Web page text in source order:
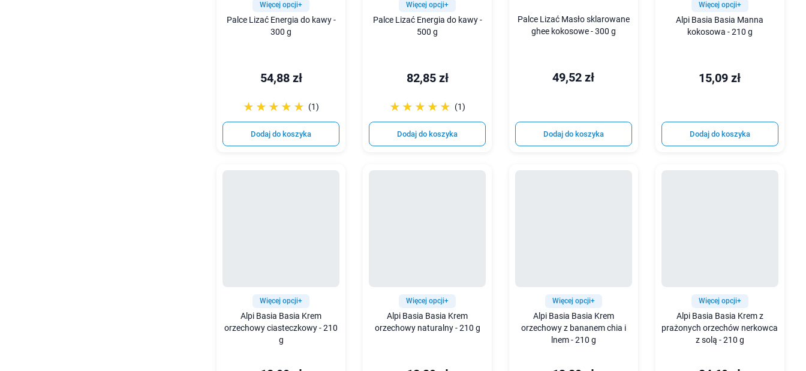
Więcej opcji+
Palce Lizać Energia do kawy -
300 g
54,88 zł
☆☆☆☆☆
★★★★★ (1)
Dodaj do koszyka
Więcej opcji+
Palce Lizać Energia do kawy -
500 g
82,85 zł
☆☆☆☆☆
★★★★★ (1)
Dodaj do koszyka
Palce Lizać Masło sklarowane
ghee kokosowe - 300 g
49,52 zł
Dodaj do koszyka
Więcej opcji+
Alpi Basia Basia Manna
kokosowa - 210 g
15,09 zł
Dodaj do koszyka
Więcej opcji+
Alpi Basia Basia Krem
orzechowy ciasteczkowy - 210
g
Więcej opcji+
Alpi Basia Basia Krem
orzechowy naturalny - 210 g
Więcej opcji+
Alpi Basia Basia Krem
orzechowy z bananem chia i
lnem - 210 g
Więcej opcji+
Alpi Basia Basia Krem z
prażonych orzechów nerkowca
z solą - 210 g